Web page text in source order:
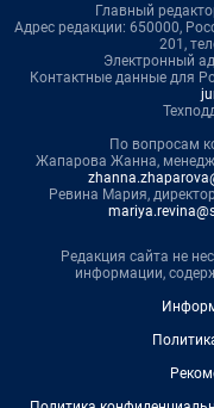
Главный
Адрес редакции: 650000,
201,
Электронный
Контактные данные для
По вопросам
Жапарова Жанна,
Ревина Мария,
Редакция сайта не
информации,